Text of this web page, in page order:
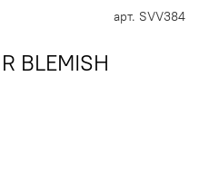
арт. SVV384
BLEMISH